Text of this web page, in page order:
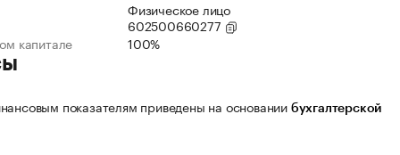
Физическое лицо
602500660277
капитале
100%
показателям приведены на основании бухгалтерской